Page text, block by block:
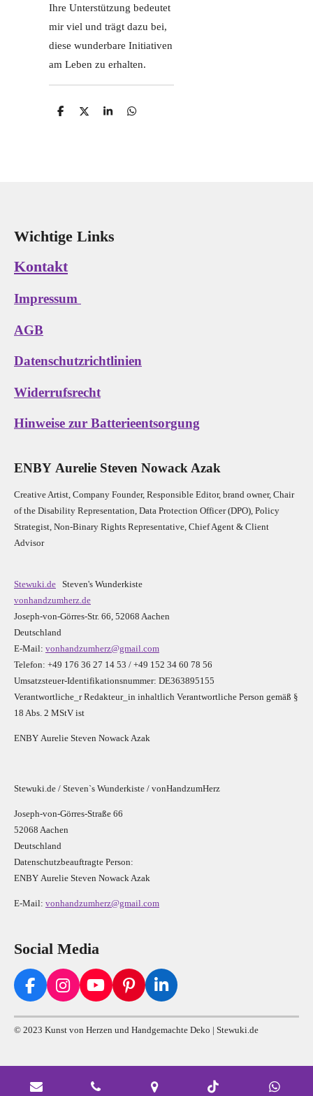
Ihre Unterstützung bedeutet
mir viel und trägt dazu bei,
diese wunderbare Initiativen
am Leben zu erhalten.
T
T
T
T
Wichtige Links
Kontakt
Impressum
AGB
Datenschutzrichtlinien
Widerrufsrecht
Hinweise zur Batterieentsorgung
ENBY Aurelie Steven Nowack Azak
Creative Artist, Company Founder, Responsible Editor, brand owner, Chair
of the Disability Representation, Data Protection Officer (DPO), Policy
Strategist, Non-Binary Rights Representative, Chief Agent & Client
Advisor
Stewuki.de Steven's Wunderkiste
vonhandzumherz.de
Joseph-von-Görres-Str. 66, 52068 Aachen
Deutschland
E-Mail: vonhandzumherz@gmail.com
Telefon: +49 176 36 27 14 53 / +49 152 34 60 78 56
Umsatzsteuer-Identifikationsnummer: DE363895155
Verantwortliche_r Redakteur_in inhaltlich Verantwortliche Person gemäß §
18 Abs. 2 MStV ist
ENBY Aurelie Steven Nowack Azak
Stewuki.de / Steven`s Wunderkiste / vonHandzumHerz
Joseph-von-Görres-Straße 66
52068 Aachen
Deutschland
Datenschutzbeauftragte Person:
ENBY Aurelie Steven Nowack Azak
E-Mail: vonhandzumherz@gmail.com
Social Media
F
c
e
o
o
I
s
t
g
Y
u
T
b
e
P
n
t
r
L
n
k
d
© 2023 Kunst von Herzen und Handgemachte Deko | Stewuki.de